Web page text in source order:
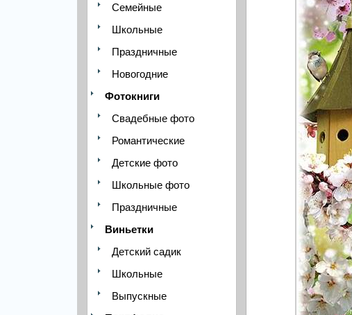
Семейные
Школьные
Праздничные
Новогодние
Фотокниги
Свадебные фото
Романтические
Детские фото
Школьные фото
Праздничные
Виньетки
Детский садик
Школьные
Выпускные